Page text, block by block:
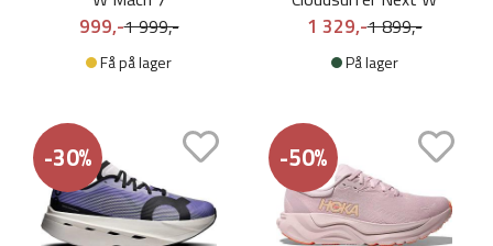
1 999,-
999,-
Få på lager
1 899,-
1 329,-
På lager
-30% -50%